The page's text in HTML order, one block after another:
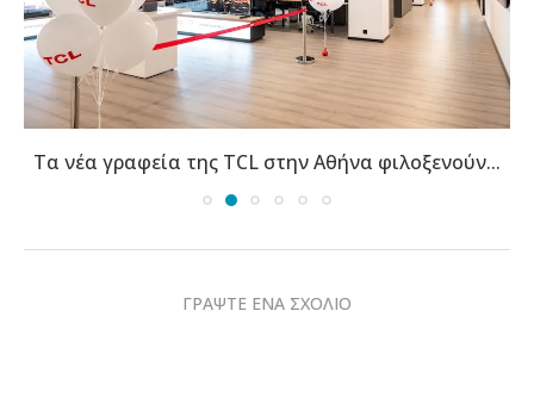
Τα νέα γραφεία της TCL στην Αθήνα φιλοξενούν...
ΓΡΑΨΤΕ ΕΝΑ ΣΧΟΛΙΟ